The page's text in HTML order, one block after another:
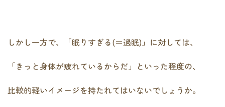
しかし一方で、「眠りすぎる(＝過眠)」に対しては、
「きっと身体が疲れているからだ」といった程度の、
比較的軽いイメージを持たれてはいないでしょうか。